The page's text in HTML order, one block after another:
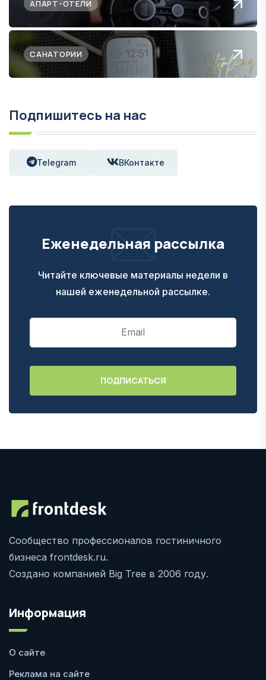
АПАРТ-ОТЕЛИ
САНАТОРИИ
Подпишитесь на нас
Telegram ВКонтакте
Еженедельная рассылка
Читайте ключевые материалы недели в
нашей еженедельной рассылке.
Сообщество профессионалов гостиничного
бизнеса frontdesk.ru.
Создано компанией Big Tree в 2006 году.
Информация
О сайте
Реклама на сайте